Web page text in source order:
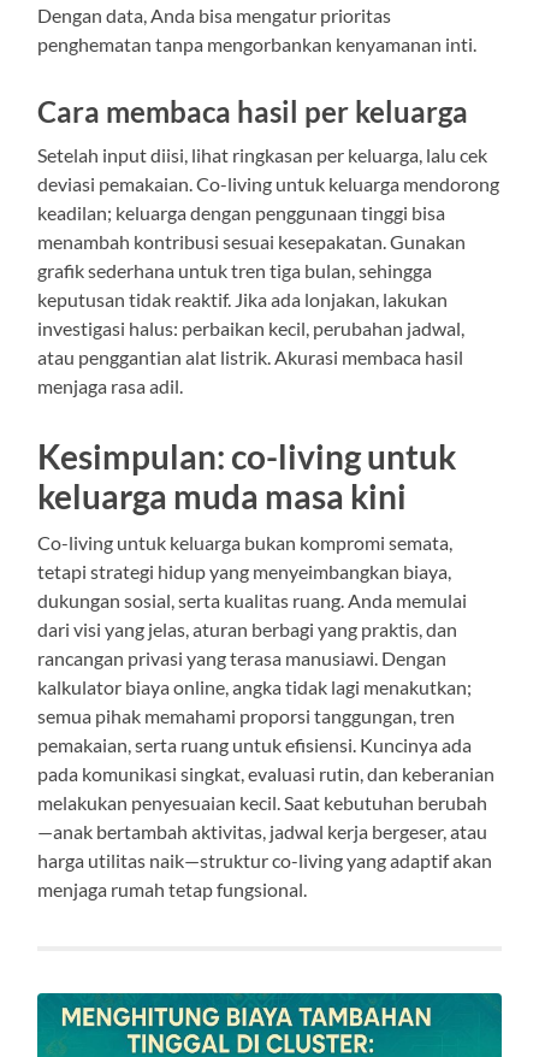
Dengan data, Anda bisa mengatur prioritas
penghematan tanpa mengorbankan kenyamanan inti.
Cara membaca hasil per keluarga
Setelah input diisi, lihat ringkasan per keluarga, lalu cek
deviasi pemakaian. Co-living untuk keluarga mendorong
keadilan; keluarga dengan penggunaan tinggi bisa
menambah kontribusi sesuai kesepakatan. Gunakan
grafik sederhana untuk tren tiga bulan, sehingga
keputusan tidak reaktif. Jika ada lonjakan, lakukan
investigasi halus: perbaikan kecil, perubahan jadwal,
atau penggantian alat listrik. Akurasi membaca hasil
menjaga rasa adil.
Kesimpulan: co-living untuk
keluarga muda masa kini
Co-living untuk keluarga bukan kompromi semata,
tetapi strategi hidup yang menyeimbangkan biaya,
dukungan sosial, serta kualitas ruang. Anda memulai
dari visi yang jelas, aturan berbagi yang praktis, dan
rancangan privasi yang terasa manusiawi. Dengan
kalkulator biaya online, angka tidak lagi menakutkan;
semua pihak memahami proporsi tanggungan, tren
pemakaian, serta ruang untuk efisiensi. Kuncinya ada
pada komunikasi singkat, evaluasi rutin, dan keberanian
melakukan penyesuaian kecil. Saat kebutuhan berubah
—anak bertambah aktivitas, jadwal kerja bergeser, atau
harga utilitas naik—struktur co-living yang adaptif akan
menjaga rumah tetap fungsional.